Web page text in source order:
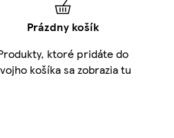
Prázdny košík
ktoré pridáte do
košíka sa zobrazia tu